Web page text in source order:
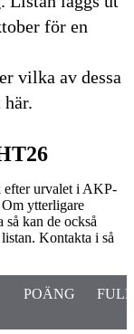
för en
vilka av dessa
efter urvalet i AKP-
ytterligare
kan de också
Kontakta i så
POÄNG